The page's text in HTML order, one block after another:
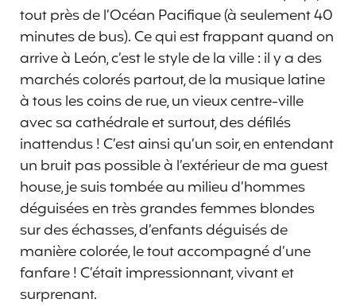
tout près de l’Océan Pacifique (à seulement 40
minutes de bus). Ce qui est frappant quand on
arrive à León, c’est le style de la ville : il y a des
marchés colorés partout, de la musique latine
à tous les coins de rue, un vieux centre-ville
avec sa cathédrale et surtout, des défilés
inattendus ! C’est ainsi qu’un soir, en entendant
un bruit pas possible à l’extérieur de ma guest
house, je suis tombée au milieu d’hommes
déguisées en très grandes femmes blondes
sur des échasses, d’enfants déguisés de
manière colorée, le tout accompagné d’une
fanfare ! C’était impressionnant, vivant et
surprenant.